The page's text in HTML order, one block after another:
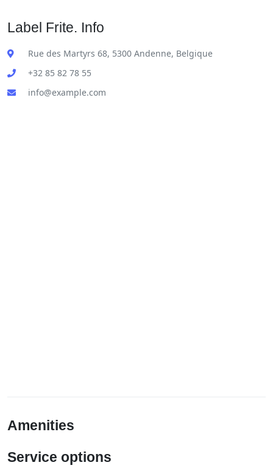
Label Frite. Info
Rue des Martyrs 68, 5300 Andenne, Belgique
+32 85 82 78 55
info@example.com
Amenities
Service options